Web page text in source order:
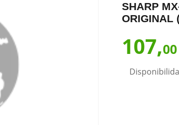
SHARP
ORIGINAL
107,00